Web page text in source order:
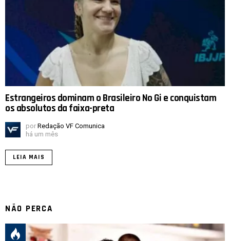
Estrangeiros dominam o Brasileiro No Gi e conquistam
os absolutos da faixa-preta
por Redação VF Comunica
há um mês
LEIA MAIS
NÃO PERCA